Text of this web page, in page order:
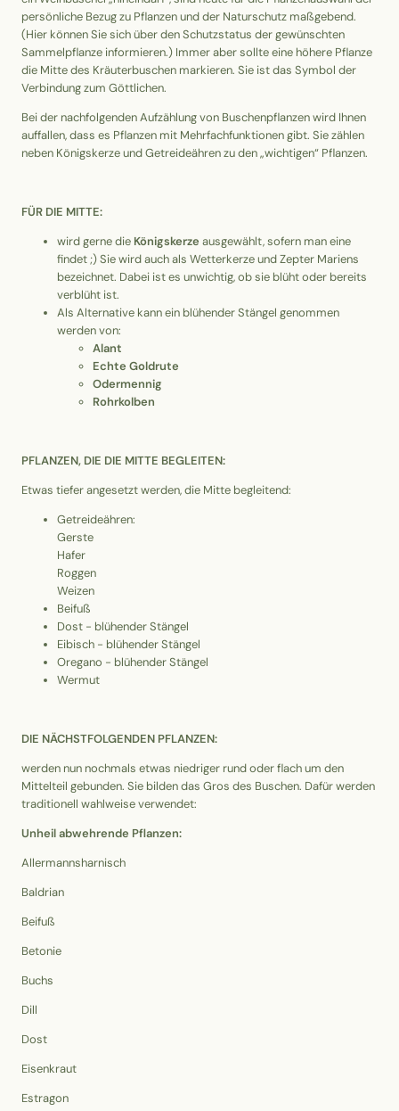
persönliche Bezug zu Pflanzen und der Naturschutz maßgebend.
(Hier können Sie sich über den Schutzstatus der gewünschten
Sammelpflanze informieren.) Immer aber sollte eine höhere Pflanze
die Mitte des Kräuterbuschen markieren. Sie ist das Symbol der
Verbindung zum Göttlichen.
Bei der nachfolgenden Aufzählung von Buschenpflanzen wird Ihnen
auffallen, dass es Pflanzen mit Mehrfachfunktionen gibt. Sie zählen
neben Königskerze und Getreideähren zu den „wichtigen“ Pflanzen.
FÜR DIE MITTE:
wird gerne die Königskerze ausgewählt, sofern man eine
findet ;) Sie wird auch als Wetterkerze und Zepter Mariens
bezeichnet. Dabei ist es unwichtig, ob sie blüht oder bereits
verblüht ist.
Als Alternative kann ein blühender Stängel genommen
werden von:
Alant
Echte Goldrute
Odermennig
Rohrkolben
PFLANZEN, DIE DIE MITTE BEGLEITEN:
Etwas tiefer angesetzt werden, die Mitte begleitend:
Getreideähren:
Gerste
Hafer
Roggen
Weizen
Beifuß
Dost - blühender Stängel
Eibisch - blühender Stängel
Oregano - blühender Stängel
Wermut
DIE NÄCHSTFOLGENDEN PFLANZEN:
werden nun nochmals etwas niedriger rund oder flach um den
Mittelteil gebunden. Sie bilden das Gros des Buschen. Dafür werden
traditionell wahlweise verwendet:
Unheil abwehrende Pflanzen:
Allermannsharnisch
Baldrian
Beifuß
Betonie
Buchs
Dill
Dost
Eisenkraut
Estragon